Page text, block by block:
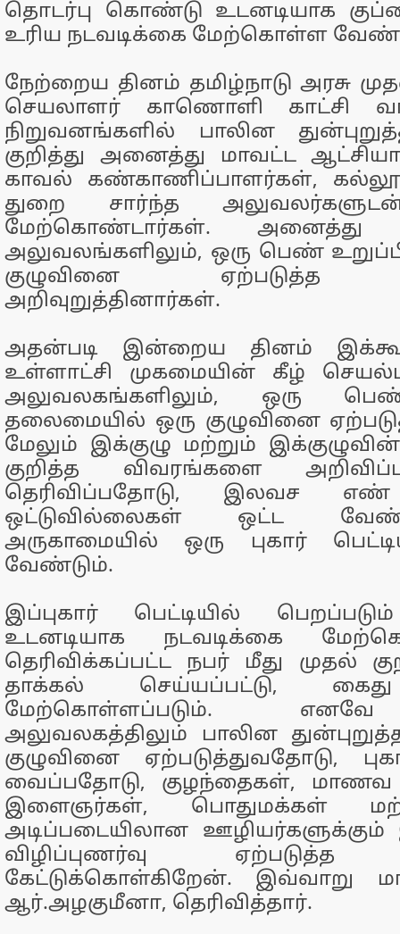
தொடர்பு கொண்டு உடனடியாக
உரிய நடவடிக்கை மேற்கொள்ள
நேற்றைய தினம் தமிழ்நாடு அரசு
செயலாளர் காணொளி காட்சி
நிறுவனங்களில் பாலின
குறித்து அனைத்து மாவட்ட
காவல் கண்காணிப்பாளர்கள்,
துறை சார்ந்த
மேற்கொண்டார்கள். அனைத்து
அலுவலங்களிலும், ஒரு பெண்
குழுவினை ஏற்படுத்த
அறிவுறுத்தினார்கள்.
அதன்படி இன்றைய தினம்
உள்ளாட்சி முகமையின் கீழ்
அலுவலகங்களிலும், ஒரு
தலைமையில் ஒரு குழுவினை
மேலும் இக்குழு மற்றும்
குறித்த விவரங்களை
தெரிவிப்பதோடு, இலவச
ஒட்டுவில்லைகள் ஒட்ட
அருகாமையில் ஒரு புகார்
வேண்டும்.
இப்புகார் பெட்டியில் பெறப்படும்
உடனடியாக நடவடிக்கை
தெரிவிக்கப்பட்ட நபர் மீது முதல்
தாக்கல் செய்யப்பட்டு,
மேற்கொள்ளப்படும்.
அலுவலகத்திலும் பாலின
குழுவினை ஏற்படுத்துவதோடு,
வைப்பதோடு, குழந்தைகள், மாணவ
இளைஞர்கள், பொதுமக்கள்
அடிப்படையிலான ஊழியர்களுக்கும்
விழிப்புணர்வு ஏற்படுத்த
கேட்டுக்கொள்கிறேன். இவ்வாறு
ஆர்.அழகுமீனா, தெரிவித்தார்.